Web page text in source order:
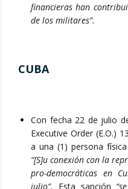
financieras han
de los militares”.
CUBA
Con fecha 22 de julio
Executive Order (E.O.)
a una (1) persona
“[S]u conexión con la
pro-democráticas en
julio”. Esta sanción